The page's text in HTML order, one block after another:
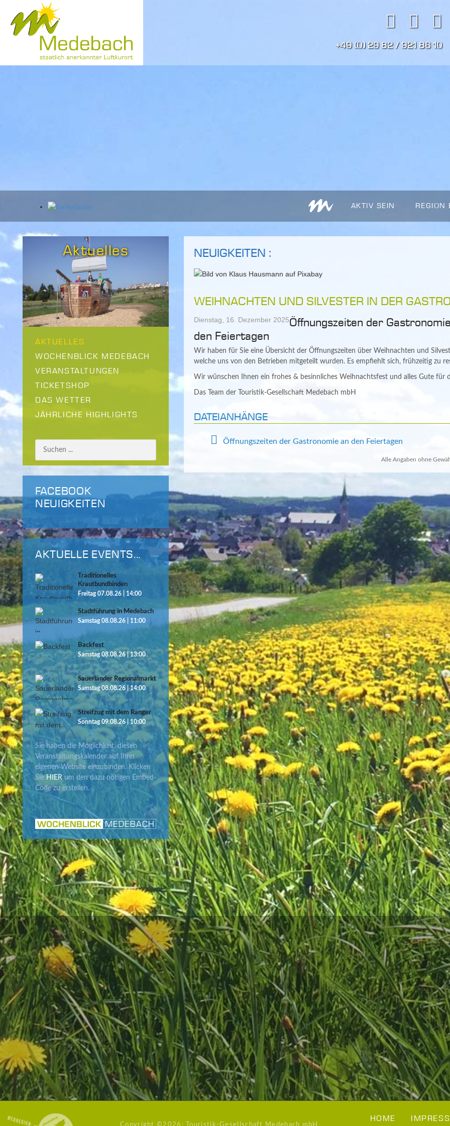
+49 (0) 29 82 / 921 86 10
AKTIV SEIN REGION
Aktuelles
AKTUELLES
WOCHENBLICK MEDEBACH
VERANSTALTUNGEN
TICKETSHOP
DAS WETTER
JÄHRLICHE HIGHLIGHTS
FACEBOOK
NEUIGKEITEN
AKTUELLE EVENTS...
Traditionelles
Krautbundbinden
Freitag 07.08.26 | 14:00
Stadtführung in Medebach
Samstag 08.08.26 | 11:00
Backfest
Samstag 08.08.26 | 13:00
Sauerländer Regionalmarkt
Samstag 08.08.26 | 14:00
Streifzug mit dem Ranger
Sonntag 09.08.26 | 10:00
Sie haben die Möglichkeit, diesen
Veranstaltungskalender auf Ihrer
eigenen Website einzubinden. Klicken
Sie HIER um den dazu nötigen Embed-
Code zu erstellen.
NEUIGKEITEN :
WEIHNACHTEN UND SILVESTER IN DER
Dienstag, 16. Dezember 2025Öffnungszeiten der
den Feiertagen
Wir haben für Sie eine Übersicht der Öffnungszeiten über Weihnachten und
welche uns von den Betrieben mitgeteilt wurden. Es empfiehlt sich, frühzeitig zu
Wir wünschen Ihnen ein frohes & besinnliches Weihnachtsfest und alles Gute für
Das Team der Touristik-Gesellschaft Medebach mbH
DATEIANHÄNGE
Öffnungszeiten der Gastronomie an den Feiertagen
Alle Angaben ohne
Copyright © 2026: Touristik-Gesellschaft Medebach mbH
HOME